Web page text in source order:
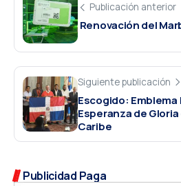
Publicación anterior
Renovación del
Siguiente publicación
Escogido: Emblema
Esperanza de
Caribe
Publicidad Paga